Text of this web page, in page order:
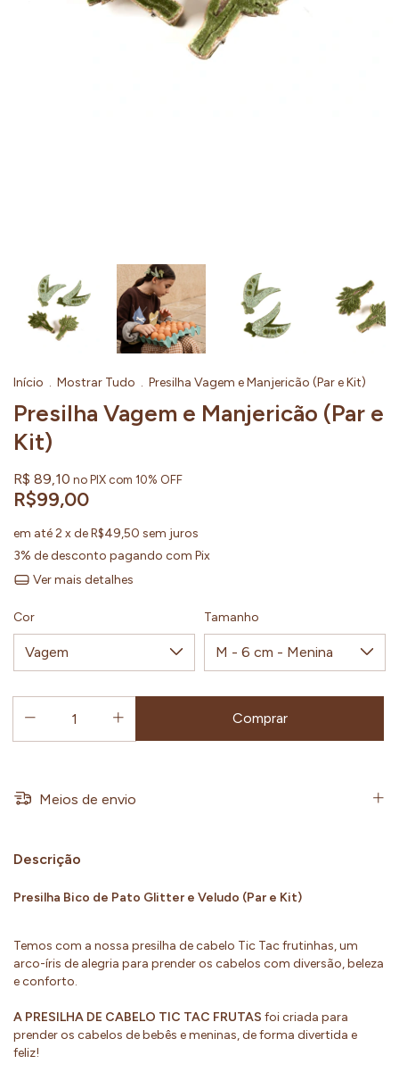
Início . Mostrar Tudo . Presilha Vagem e Manjericão (Par e Kit)
Presilha Vagem e Manjericão (Par e
Kit)
R$ 89,10 no PIX com 10% OFF
R$99,00
em até2 x deR$49,50 sem juros
3% de desconto pagando com Pix
Ver mais detalhes
Cor Tamanho
Meios de envio
Descrição
Presilha Bico de Pato Glitter e Veludo (Par e Kit)
Temos com a nossa presilha de cabelo Tic Tac frutinhas, um
arco-íris de alegria para prender os cabelos com diversão, beleza
e conforto.
A PRESILHA DE CABELO TIC TAC FRUTAS foi criada para
prender os cabelos de bebês e meninas, de forma divertida e
feliz!